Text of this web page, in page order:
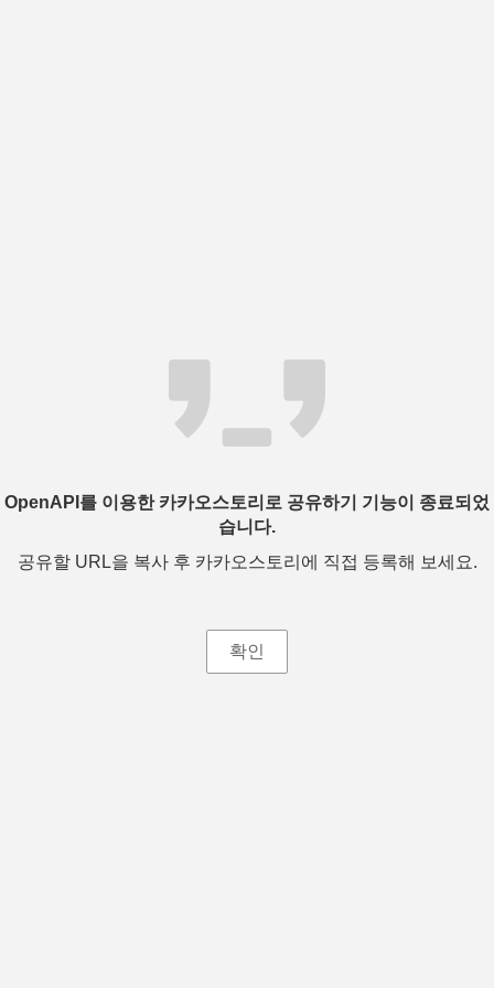
OpenAPI를 이용한 카카오스토리로 공유하기 기능이 종료되었
습니다.
공유할 URL을 복사 후 카카오스토리에 직접 등록해 보세요.
확인